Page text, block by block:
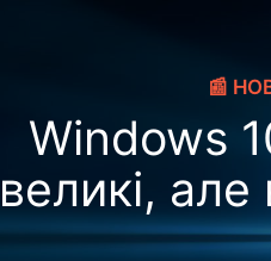
📰
Windows
але